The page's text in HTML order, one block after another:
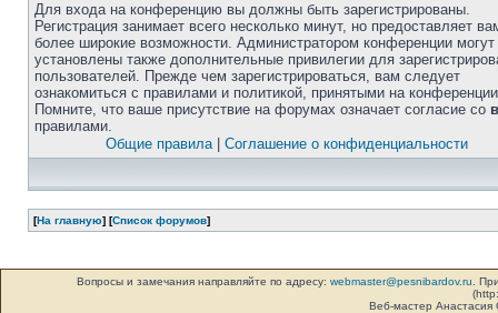
Для входа на конференцию вы должны быть зарегистрированы.
Регистрация занимает всего несколько минут, но предоставляет
более широкие возможности. Администратором конференции
установлены также дополнительные привилегии для
пользователей. Прежде чем зарегистрироваться, вам следует
ознакомиться с правилами и политикой, принятыми на
Помните, что ваше присутствие на форумах означает согласие со
правилами.
Общие правила| Соглашение о конфиденциальности
[На главную] [Список форумов]
Вопросы и замечания направляйте по адресу: webmaster@pesnibardov.ru .
Веб-мастер